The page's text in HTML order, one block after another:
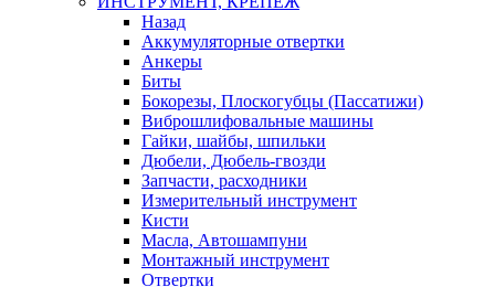
Назад
Аккумуляторные отвертки
Анкеры
Биты
Бокорезы, Плоскогубцы (Пассатижи)
Виброшлифовальные машины
Гайки, шайбы, шпильки
Дюбели, Дюбель-гвозди
Запчасти, расходники
Измерительный инструмент
Кисти
Масла, Автошампуни
Монтажный инструмент
Отвертки